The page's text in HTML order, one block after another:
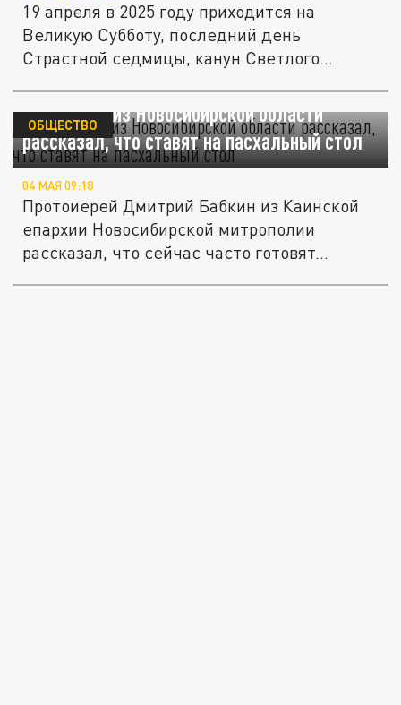
19 апреля в 2025 году приходится на
Великую Субботу, последний день
Страстной седмицы, канун Светлого
Священник из Новосибирской области
рассказал, что ставят на пасхальный стол
ОБЩЕСТВО
04 МАЯ 09:18
Протоиерей Дмитрий Бабкин из Каинской
епархии Новосибирской митрополии
рассказал, что сейчас часто готовят...